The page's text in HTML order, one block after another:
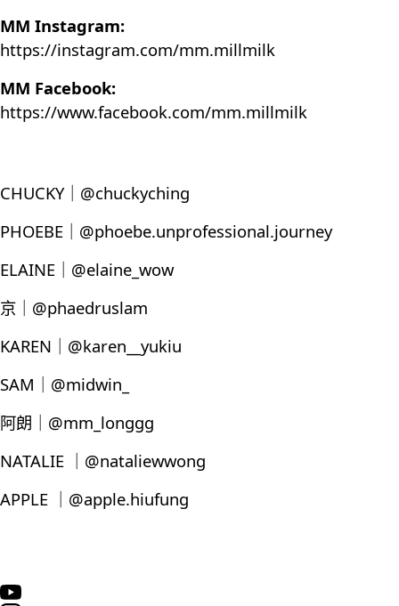
MM Instagram:
https://instagram.com/mm.millmilk
MM Facebook:
https://www.facebook.com/mm.millmilk
CHUCKY｜@chuckyching
PHOEBE｜@phoebe.unprofessional.journey
ELAINE｜@elaine_wow
京｜@phaedruslam
KAREN｜@karen__yukiu
SAM｜@midwin_
阿朗｜@mm_longgg
NATALIE ｜@nataliewwong
APPLE ｜@apple.hiufung